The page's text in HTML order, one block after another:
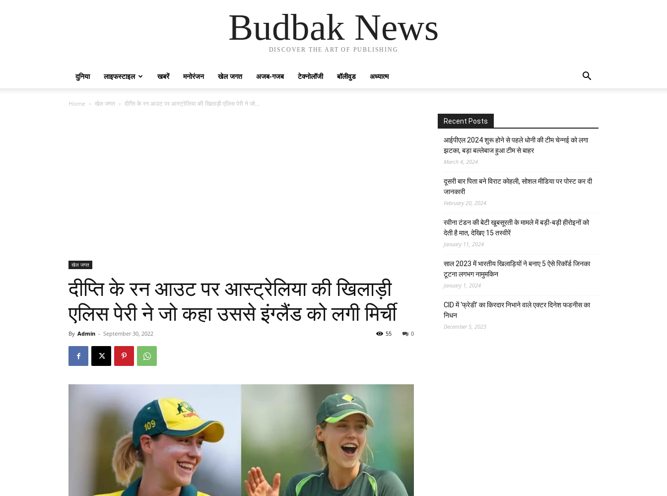
Budbak News
DISCOVER THE ART OF PUBLISHING
दुनिया लाइफस्टाइल खबरें मनोरंजन खेल जगत अजब-गजब टेक्नोलॉजी बॉलीवुड अध्यात्म
Home खेल जगत दीप्ति के रन आउट पर आस्ट्रेलिया की खिलाड़ी एलिस पेरी ने जो...
खेल जगत
दीप्ति के रन आउट पर आस्ट्रेलिया की खिलाड़ी
एलिस पेरी ने जो कहा उससे इंग्लैंड को‌ लगी मिर्ची
By Admin - September 30, 2022 0
55
Recent Posts
आईपीएल 2024 शुरू होने से पहले धोनी की टीम चेन्नई को लगा
झटका, बड़ा बल्लेबाज हुआ टीम से बाहर
March 4, 2024
दूसरी बार‌ पिता बने विराट कोहली, सोशल मीडिया पर पोस्ट कर दी‌
जानकारी
February 20, 2024
रवीना टंडन की बेटी खूबसूरती के मामले में बड़ी-बड़ी हीरोइनों को
देती है मात, देखिए 15 तस्वीरें
January 11, 2024
साल 2023 में भारतीय खिलाड़ियों ने बनाए 5 ऐसे रिकॉर्ड जिनका
टूटना लगभग नामुमकिन
January 1, 2024
CID में ‘फ्रेडी’ का किरदार निभाने वाले एक्टर दिनेश फडनीस का
निधन
December 5, 2023